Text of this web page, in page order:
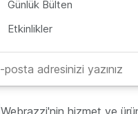
Günlük Bülten
Etkinlikler
Webrazzi'nin hizmet ve